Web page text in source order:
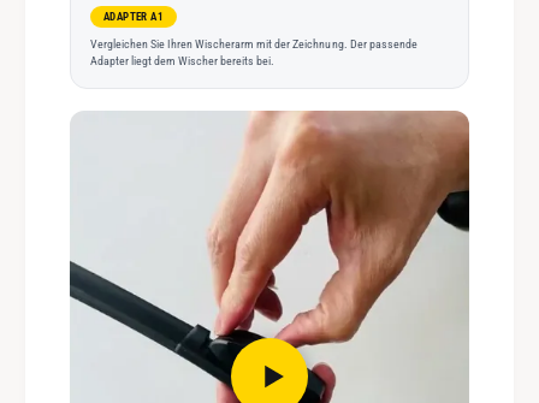
ADAPTER A1
Vergleichen Sie Ihren Wischerarm mit der Zeichnung. Der passende
Adapter liegt dem Wischer bereits bei.